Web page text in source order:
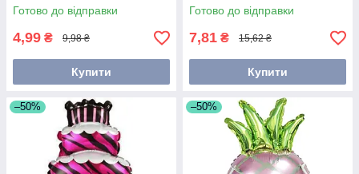
Готово до відправки
4,99 ₴ 9,98 ₴
Купити
Готово до відправки
7,81 ₴ 15,62 ₴
Купити
–50% –50%